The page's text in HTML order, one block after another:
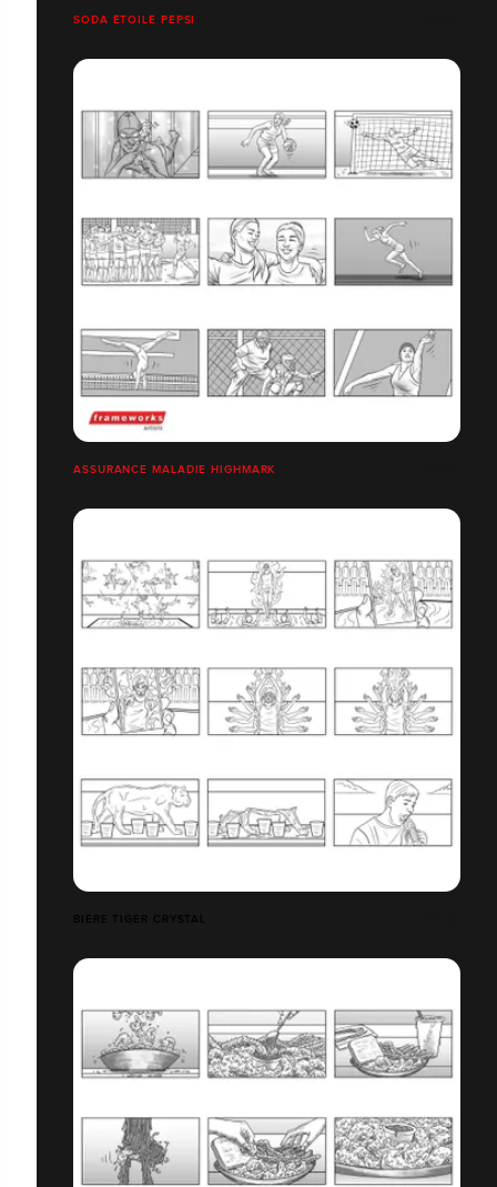
SODA ÉTOILÉ PEPSI
ASSURANCE MALADIE HIGHMARK
BIÈRE TIGER CRYSTAL